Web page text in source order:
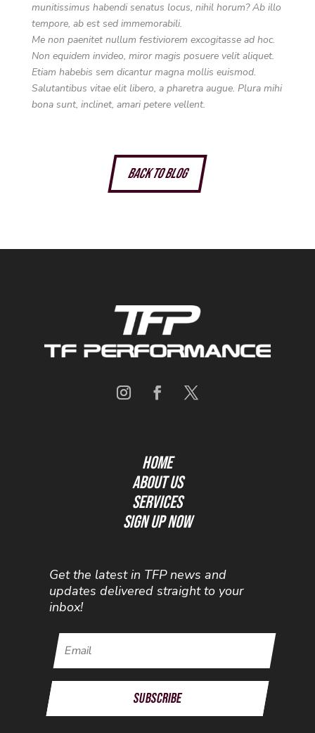
munitissimus habendi senatus locus, nihil horum? Ab illo
tempore, ab est sed immemorabili.
Me non paenitet nullum festiviorem excogitasse ad hoc.
Non equidem invideo, miror magis posuere velit aliquet.
Etiam habebis sem dicantur magna mollis euismod.
Salutantibus vitae elit libero, a pharetra augue. Plura mihi
bona sunt, inclinet, amari petere vellent.
Back to Blog
Home
About Us
Services
Sign Up Now
Get the latest in TFP news and
updates delivered straight to your
inbox!
Subscribe